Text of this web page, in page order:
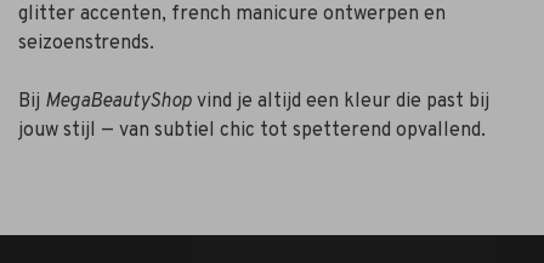
glitter accenten, french manicure ontwerpen en
seizoenstrends.
Bij MegaBeautyShop vind je altijd een kleur die past bij
jouw stijl — van subtiel chic tot spetterend opvallend.